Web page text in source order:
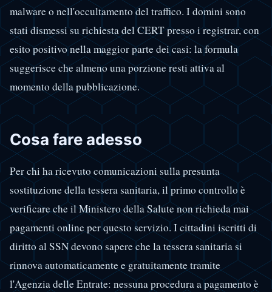
malware o nell'occultamento del traffico. I domini sono
stati dismessi su richiesta del CERT presso i registrar, con
esito positivo nella maggior parte dei casi: la formula
suggerisce che almeno una porzione resti attiva al
momento della pubblicazione.
Cosa fare adesso
Per chi ha ricevuto comunicazioni sulla presunta
sostituzione della tessera sanitaria, il primo controllo è
verificare che il Ministero della Salute non richieda mai
pagamenti online per questo servizio. I cittadini iscritti di
diritto al SSN devono sapere che la tessera sanitaria si
rinnova automaticamente e gratuitamente tramite
l'Agenzia delle Entrate: nessuna procedura a pagamento è